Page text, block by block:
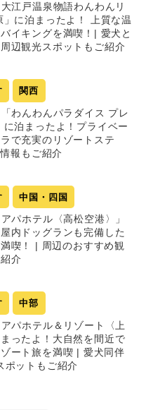
江戸温泉物語わんわんリ
」に泊まったよ！ 上質な温
イキングを満喫！| 愛犬と
辺観光スポットもご紹介
関西
わんわんパラダイス プレ
に泊まったよ！プライベー
で充実のリゾートステ
報もご紹介
中国・四国
パホテル〈高松空港〉」
内ドッグランも完備した
喫！ | 周辺のおすすめ観
介
中部
パホテル＆リゾート〈上
ったよ！大自然を間近で
ート旅を満喫 | 愛犬同伴
ポットもご紹介